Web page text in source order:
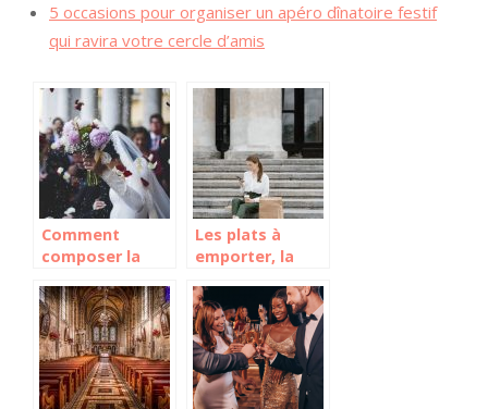
5 occasions pour organiser un apéro dînatoire festif
qui ravira votre cercle d’amis
Comment
composer la
musicale pour
un mariage ?
Les plats à
emporter, la
tendance en
matière de
restauration